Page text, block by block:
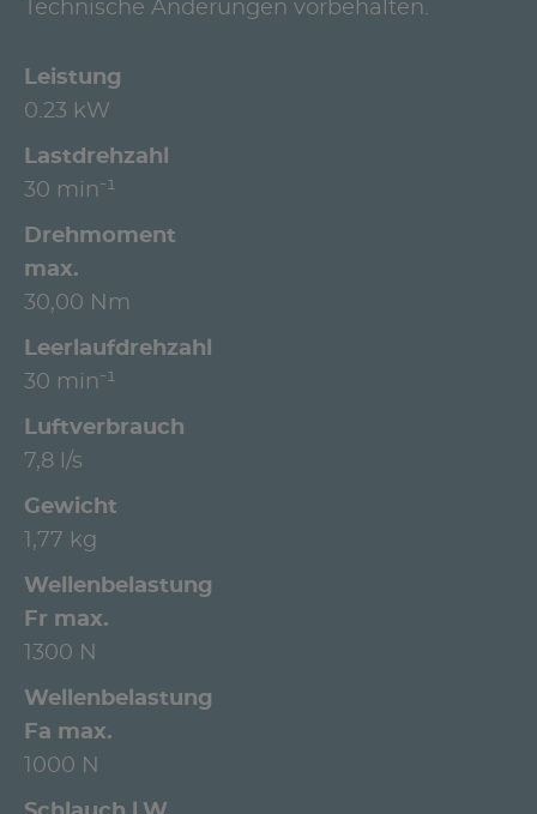
Technische Änderungen vorbehalten.
Leistung
0.23 kW
Lastdrehzahl
30 min⁻¹
Drehmoment
max.
30,00 Nm
Leerlaufdrehzahl
30 min⁻¹
Luftverbrauch
7,8 l/s
Gewicht
1,77 kg
Wellenbelastung
Fr max.
1300 N
Wellenbelastung
Fa max.
1000 N